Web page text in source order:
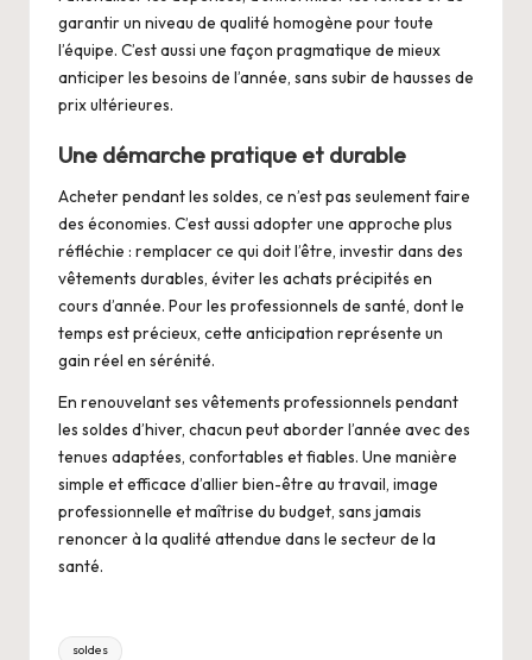
garantir un niveau de qualité homogène pour toute
l’équipe. C’est aussi une façon pragmatique de mieux
anticiper les besoins de l’année, sans subir de hausses de
prix ultérieures.
Une démarche pratique et durable
Acheter pendant les soldes, ce n’est pas seulement faire
des économies. C’est aussi adopter une approche plus
réfléchie : remplacer ce qui doit l’être, investir dans des
vêtements durables, éviter les achats précipités en
cours d’année. Pour les professionnels de santé, dont le
temps est précieux, cette anticipation représente un
gain réel en sérénité.
En renouvelant ses vêtements professionnels pendant
les soldes d’hiver, chacun peut aborder l’année avec des
tenues adaptées, confortables et fiables. Une manière
simple et efficace d’allier bien-être au travail, image
professionnelle et maîtrise du budget, sans jamais
renoncer à la qualité attendue dans le secteur de la
santé.
Tags:
soldes